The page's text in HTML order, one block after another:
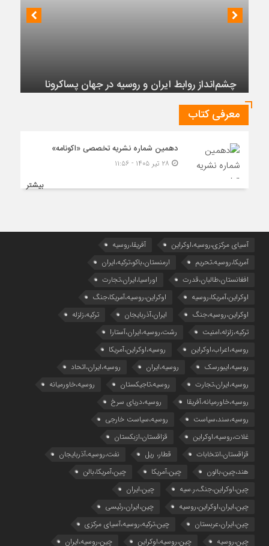
معرفی کتاب
دهمین شماره نشریه تخصصی «اکونامه»
بیشتر
آسیای مرکزی،روسیه،اوکراین
آفریقا،روسیه
آمریکا،روسیه،تحریم
ارمنستان،باکو،ترکیه،ایران
افغانستان،طالبان،قدرت
اوراسیا،ایران،تجارت
اوکراین،آمریکا،روسیه
اوکراین،روسیه،آمریکا،جنگ
اوکراین،روسیه،جنگ
ایران،آذربایجان
ترکیه،زلزله
ترکیه،زلزله،امنیت
رشت،روسیه،ایران،آستارا
روسیه،اعراب،اوکراین
روسیه،اوکراین،آمریکا
روسیه،ایبورسک
روسیه،ایران
روسیه،ایران،اتحاد
روسیه،ایران،تجارت
روسیه،تاجیکستان
روسیه،خاورمیانه
روسیه،خاورمیانه،آفریقا
روسیه،دریای سرخ
روسیه،سند،سیاست
روسیه،سیاست خارجی
غلات،روسیه،اوکراین
قزاقستان،ازبکستان
قزاقستان،انتخابات
قطار، ریل
نفت،روسیه،آذربایجان
هند،چین،بالون
چین،آمریکا
چین،آمریکا،بالن
چین،اوکراین،جنگ،ر.سیه
چین،ایران
چین،ایران،اوکراین،روسیه
چین،ایران،رئیسی
چین،ایران،عربستان
چین،ترکیه،روسیه،آسیای مرکزی
چین،روسیه
چین،روسیه،اوکراین چین،روسیه،ایران